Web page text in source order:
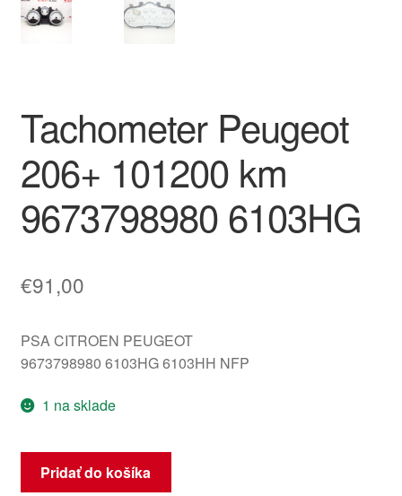
Platby
Reklamace
Reklamačný poriadok
Tachometer Peugeot
206+ 101200 km
9673798980 6103HG
€91,00
PSA CITROEN PEUGEOT
9673798980 6103HG 6103HH NFP
1 na sklade
množstvo
Tachometer
Pridať do košíka